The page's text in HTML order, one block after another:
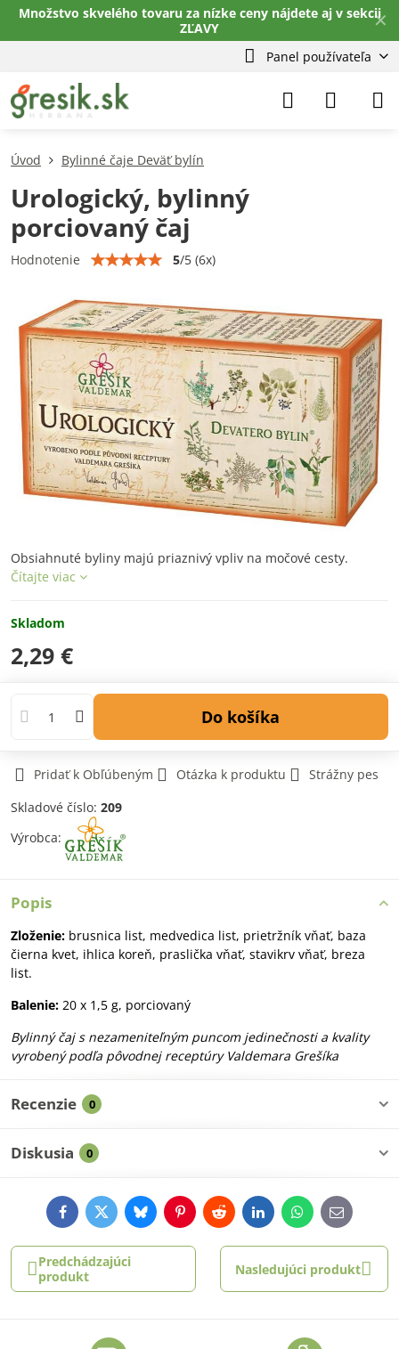
✕
Množstvo skvelého tovaru za nízke ceny nájdete aj v sekcii
ZĽAVY
Panel používateľa
Úvod Bylinné čaje Deväť bylín
Urologický, bylinný
porciovaný čaj
Hodnotenie 5/5 (6x)
Obsiahnuté byliny majú priaznivý vpliv na močové cesty.
Čítajte viac
Skladom
2,29 €
Do košíka
Pridať k Obľúbeným Otázka k produktu
Strážny pes
Skladové číslo: 209
Výrobca:
Popis
Zloženie: brusnica list, medvedica list, prietržník vňať, baza
čierna kvet, ihlica koreň, praslička vňať, stavikrv vňať, breza
list.
Balenie: 20 x 1,5 g, porciovaný
Bylinný čaj s nezameniteľným puncom jedinečnosti a kvality
vyrobený podľa pôvodnej receptúry Valdemara Grešíka
Recenzie 0
Diskusia 0
FacebookTwitterBlueskyPinterestRedditLinkedInWhatsApp
E-
mail
Predchádzajúci
produkt
Nasledujúci produkt